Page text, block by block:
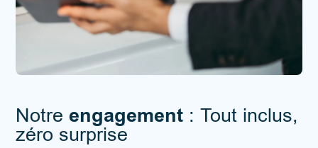
Notreengagement : Tout inclus,
zéro surprise